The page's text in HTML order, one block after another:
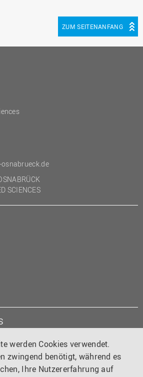
werden Cookies verwendet.
zwingend benötigt, während es
Ihre Nutzererfahrung auf
Office
ZUM SEITENANFANG
SCIENCES
Facebook